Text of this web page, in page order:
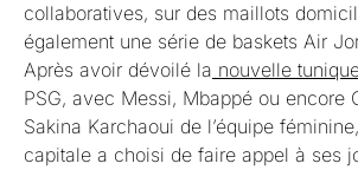
collaboratives, sur des maillots
également une série de baskets Air
Après avoir dévoilé la nouvelle
PSG, avec Messi, Mbappé ou encore
Sakina Karchaoui de l’équipe
capitale a choisi de faire appel à ses